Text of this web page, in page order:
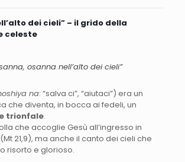
dei cieli” – il grido della
celeste
osanna nell’alto dei cieli”
na: “salva ci”, “aiutaci”) era un
che diventa, in bocca ai fedeli, un
trionfale.
che accoglie Gesù all’ingresso in
21,9), ma anche il canto dei cieli che
risorto e glorioso.